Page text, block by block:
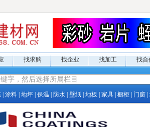
找求购 找企业 找加工 找合
涂料 地坪 保温 防水 壁纸 地板 家具 橱柜 门窗